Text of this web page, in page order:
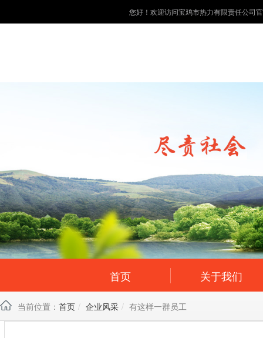
您好！欢迎访问宝鸡市热力有限责任公司
首页 关于我们
当前位置： 首页 企业风采 有这样一群员工